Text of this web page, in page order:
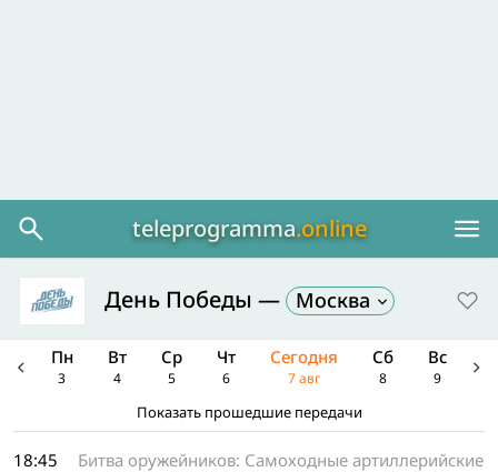
teleprogramma.online
День Победы — Москва
Пн
3
Вт
4
Ср
5
Чт
6
Сегодня
7 авг
Сб
8
Вс
9
Показать прошедшие передачи
Коридор бессмертиях/ф
Штрафбат т/с
Штрафбат т/с
Мы смерти смотрели в лицо
На солнце, вдоль рядов кукурузы
Отряд особого назначения
Коридор бессмертиях/ф
18:45
Битва оружейников: Самоходные артиллерийские